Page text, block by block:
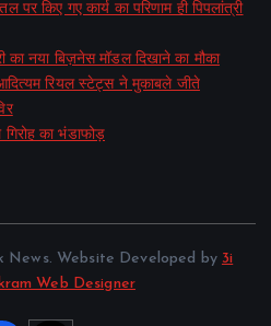
पर किए गए कार्य का परिणाम ही पिपलांत्री
का नया बिज़नेस मॉडल दिखाने का मौका
रियल स्टेट्स ने मुकाबले जीते
का भंडाफोड़
Website Developed by 3i
Web Designer